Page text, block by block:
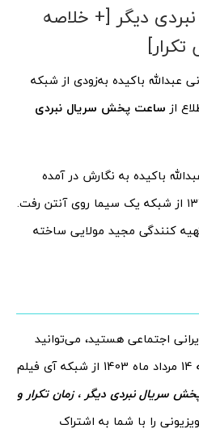
دیگر [+ خلاصه
عبدالله باکیده به‌زودی از شبکه
از ساعت پخش سریال نبردی
باکیده به نگارش در آمده
است، نخستین بار در سال ۱۳۷۴ از شبکه یک سیما روی آنتن رفت.
قسمت به تهیه کنندگی مجید مولایی ساخته
اجتماعی هستید، می‌توانید
سریال نبردی دیگر را از یکشنبه 14 مرداد ماه 1403 از شبکه آی فیلم
سریال نبردی دیگر ، زمان تکرار و
را با شما به اشتراک